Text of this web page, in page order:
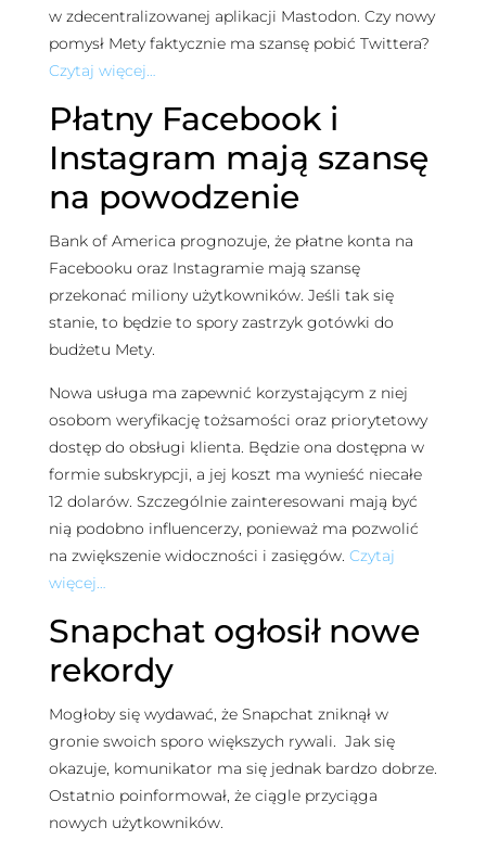
w zdecentralizowanej aplikacji Mastodon. Czy nowy
pomysł Mety faktycznie ma szansę pobić Twittera?
Czytaj więcej…
Płatny Facebook i
Instagram mają szansę
na powodzenie
Bank of America prognozuje, że płatne konta na
Facebooku oraz Instagramie mają szansę
przekonać miliony użytkowników. Jeśli tak się
stanie, to będzie to spory zastrzyk gotówki do
budżetu Mety.
Nowa usługa ma zapewnić korzystającym z niej
osobom weryfikację tożsamości oraz priorytetowy
dostęp do obsługi klienta. Będzie ona dostępna w
formie subskrypcji, a jej koszt ma wynieść niecałe
12 dolarów. Szczególnie zainteresowani mają być
nią podobno influencerzy, ponieważ ma pozwolić
na zwiększenie widoczności i zasięgów. Czytaj
więcej…
Snapchat ogłosił nowe
rekordy
Mogłoby się wydawać, że Snapchat zniknął w
gronie swoich sporo większych rywali. Jak się
okazuje, komunikator ma się jednak bardzo dobrze.
Ostatnio poinformował, że ciągle przyciąga
nowych użytkowników.